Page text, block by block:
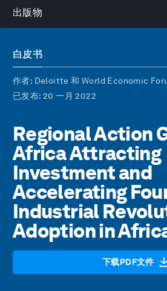
出版物
白皮书
作者: Deloitte 和 World Economic
已发布: 20 一月 2022
Regional Action
Africa Attracting
Investment and
Accelerating
Industrial
Adoption in
下载PDF文件